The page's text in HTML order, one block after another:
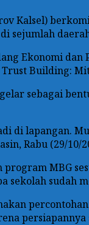
Kalsel)
sejumlah
Ekonomi
Building:
sebagai
di lapangan.
Rabu (29/10/
MBG
sekolah sudah
persiapannya